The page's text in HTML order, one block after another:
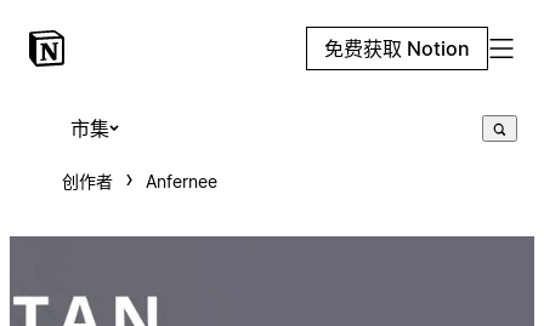
免费获取 Notion
市集
创作者 Anfernee